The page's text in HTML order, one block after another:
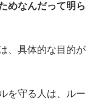
めなんだって明ら
、具体的な目的が
を守る人は、ルー